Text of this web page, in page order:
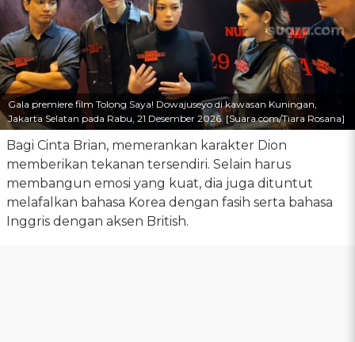
Gala premiere film Tolong Saya! Dowajuseyo di kawasan Kuningan,
Jakarta Selatan pada Rabu, 21 Desember 2026. [Suara.com/Tiara Rosana]
Bagi Cinta Brian, memerankan karakter Dion
memberikan tekanan tersendiri. Selain harus
membangun emosi yang kuat, dia juga dituntut
melafalkan bahasa Korea dengan fasih serta bahasa
Inggris dengan aksen British.